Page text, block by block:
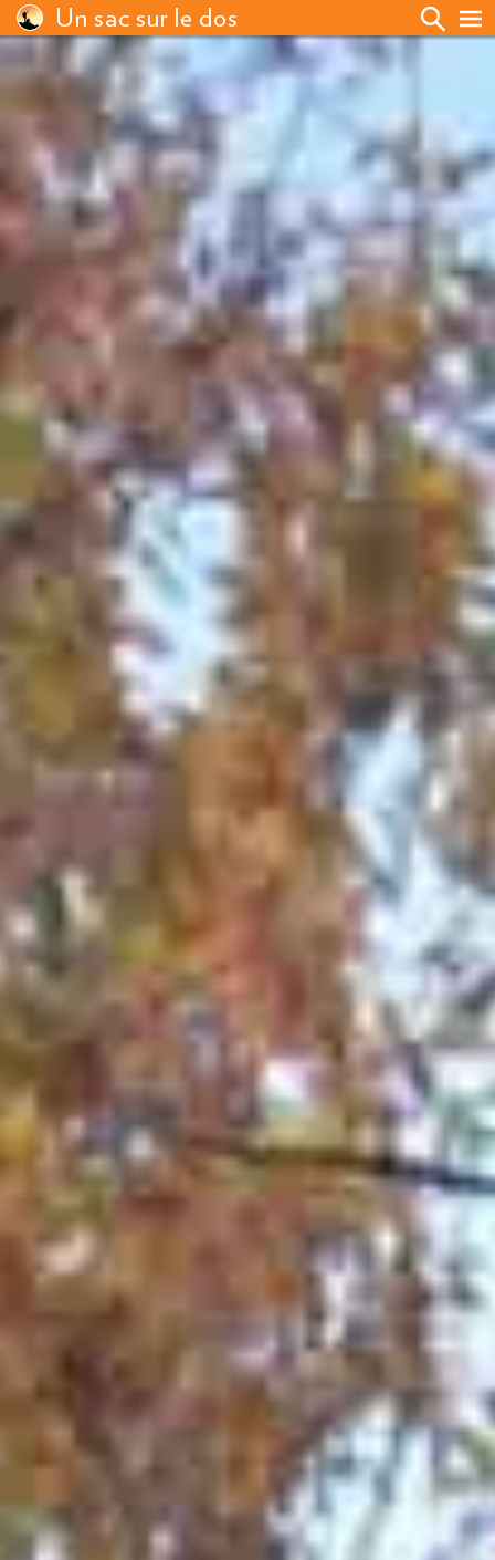
Un sac sur le dos